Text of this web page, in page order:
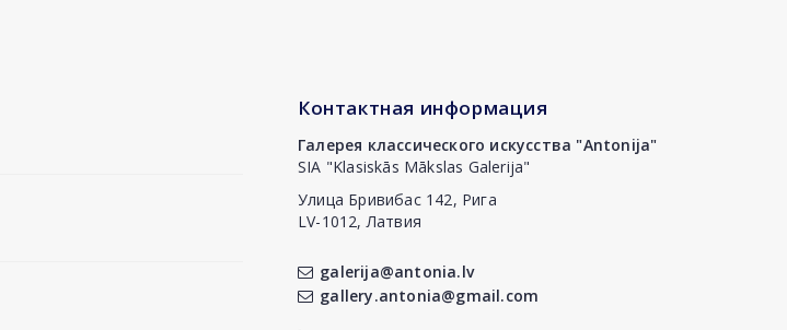
Контактная информация
Галерея классического искусства "Antonija"
SIA "Klasiskās Mākslas Galerija"
Улица Бривибас 142, Рига
LV-1012, Латвия
galerija@antonia.lv
gallery.antonia@gmail.com